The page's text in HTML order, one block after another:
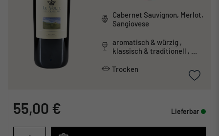
Cabernet Sauvignon, Merlot,
Sangiovese
aromatisch & würzig ,
klassisch & traditionell ,
Trocken
55,00 € Lieferbar